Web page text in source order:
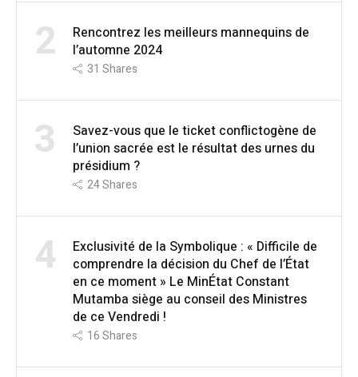
2
Rencontrez les meilleurs mannequins de
l’automne 2024
31 Shares
3
Savez-vous que le ticket conflictogène de
l’union sacrée est le résultat des urnes du
présidium ?
24Shares
4
Exclusivité de la Symbolique : « Difficile de
comprendre la décision du Chef de l’État
en ce moment » Le MinÉtat Constant
Mutamba siège au conseil des Ministres
de ce Vendredi !
16Shares